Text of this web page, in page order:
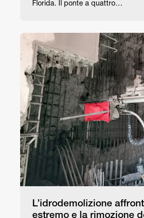
Florida. Il ponte a quattro…
L’idrodemolizione
estremo e la rimozione